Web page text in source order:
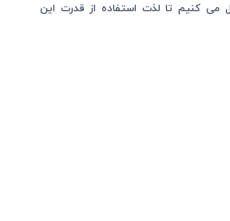
کنیم تا لذت استفاده از قدرت این